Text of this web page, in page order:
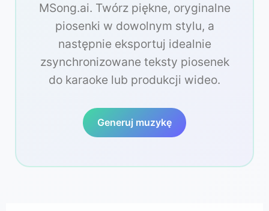
MSong.ai. Twórz piękne, oryginalne
piosenki w dowolnym stylu, a
następnie eksportuj idealnie
zsynchronizowane teksty piosenek
do karaoke lub produkcji wideo.
Generuj muzykę